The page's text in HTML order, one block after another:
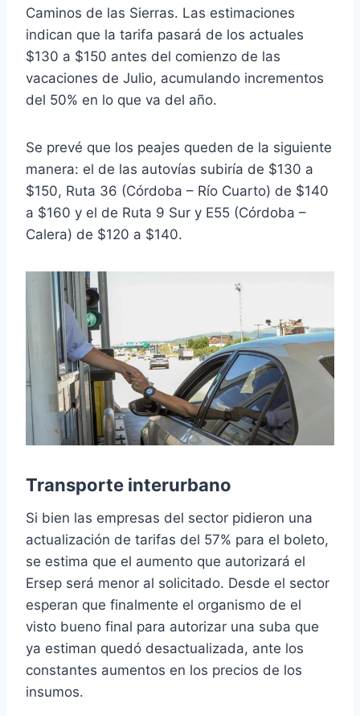
Caminos de las Sierras. Las estimaciones
indican que la tarifa pasará de los actuales
$130 a $150 antes del comienzo de las
vacaciones de Julio, acumulando incrementos
del 50% en lo que va del año.
Se prevé que los peajes queden de la siguiente
manera: el de las autovías subiría de $130 a
$150, Ruta 36 (Córdoba – Río Cuarto) de $140
a $160 y el de Ruta 9 Sur y E55 (Córdoba –
Calera) de $120 a $140.
Transporte interurbano
Si bien las empresas del sector pidieron una
actualización de tarifas del 57% para el boleto,
se estima que el aumento que autorizará el
Ersep será menor al solicitado. Desde el sector
esperan que finalmente el organismo de el
visto bueno final para autorizar una suba que
ya estiman quedó desactualizada, ante los
constantes aumentos en los precios de los
insumos.